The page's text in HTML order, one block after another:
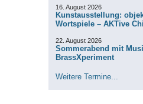
16. August 2026
Kunstausstellung:
Wortspiele – AKTive
22. August 2026
Sommerabend mit
BrassXperiment
Weitere Termine...